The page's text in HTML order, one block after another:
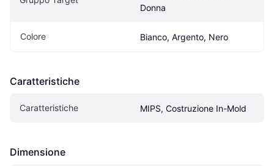
Donna
Colore Bianco, Argento, Nero
Caratteristiche
Caratteristiche MIPS, Costruzione In-Mold
Dimensione